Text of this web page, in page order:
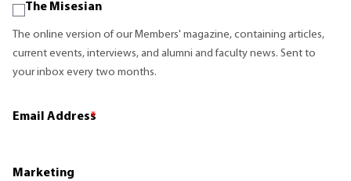
The Misesian
The online version of our Members' magazine, containing articles,
current events, interviews, and alumni and faculty news. Sent to
your inbox every two months.
Email Address
*
Marketing